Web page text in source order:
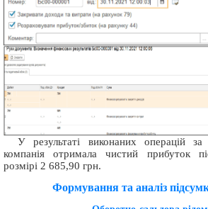
У результаті виконаних операцій
компанія отримала чистий прибуток
розмірі 2 685,90 грн.
Формування та аналіз